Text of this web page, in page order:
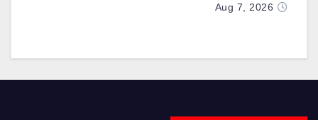
Aug 7, 2026